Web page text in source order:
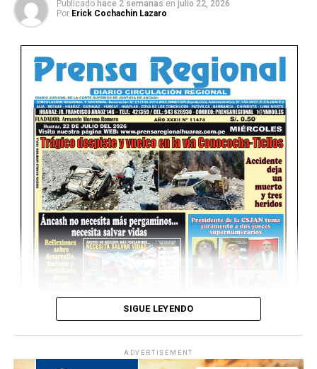
Publicado hace 2 semanas en julio 22, 2026
Por Erick Cochachin Lazaro
SIGUE LEYENDO
ADVERTISEMENT